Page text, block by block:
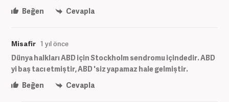
Beğen
Cevapla
Misafir 1 yıl önce
Dünya halkları ABD için Stockholm sendromu içindedir. ABD
yi baş tacı etmiştir, ABD 'siz yapamaz hale gelmiştir.
Beğen
Cevapla